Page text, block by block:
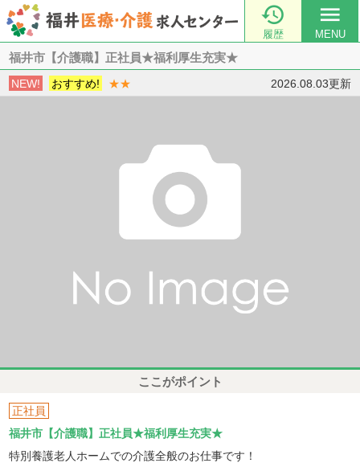

履歴
menu
MENU
福井市【介護職】正社員★福利厚生充実★
NEW! おすすめ! ★★ 2026.08.03更新
ここがポイント
正社員
福井市【介護職】正社員★福利厚生充実★
特別養護老人ホームでの介護全般のお仕事です！